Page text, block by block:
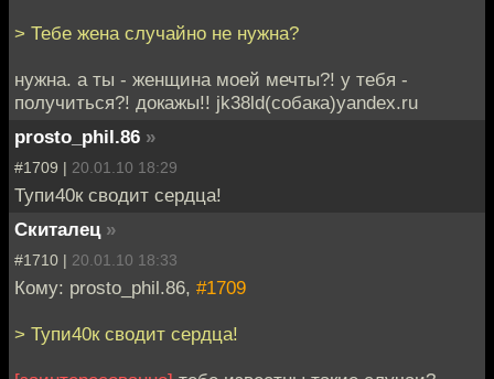
> Тебе жена случайно не нужна?
нужна. а ты - женщина моей мечты?! у тебя -
получиться?! докажы!! jk38ld(собака)yandex.ru
prosto_phil.86 »
#1709 | 20.01.10 18:29
Тупи40к сводит сердца!
Скиталец »
#1710 | 20.01.10 18:33
Кому: prosto_phil.86, #1709
> Тупи40к сводит сердца!